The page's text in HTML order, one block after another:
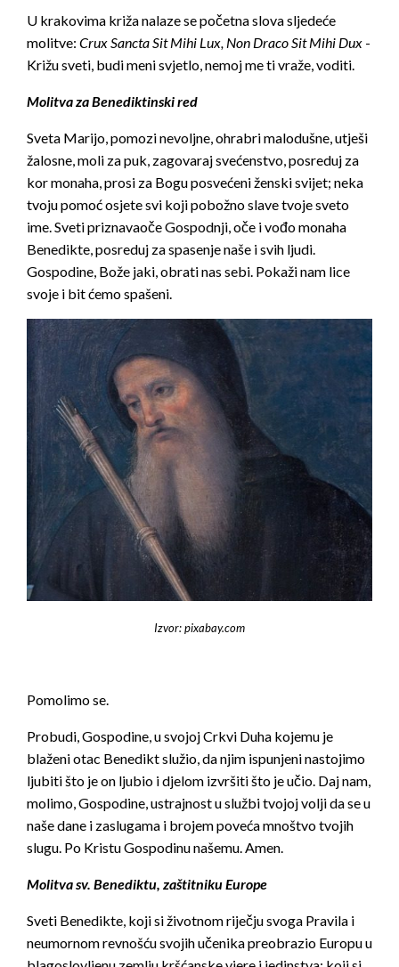
U krakovima križa nalaze se početna slova sljedeće
molitve: Crux Sancta Sit Mihi Lux, Non Draco Sit Mihi Dux -
Križu sveti, budi meni svjetlo, nemoj me ti vraže, voditi.
Molitva za Benediktinski red
Sveta Marijo, pomozi nevoljne, ohrabri malodušne, utješi
žalosne, moli za puk, zagovaraj svećenstvo, posreduj za
kor monaha, prosi za Bogu posvećeni ženski svijet; neka
tvoju pomoć osjete svi koji pobožno slave tvoje sveto
ime. Sveti priznavaoče Gospodnji, oče i vođo monaha
Benedikte, posreduj za spasenje naše i svih ljudi.
Gospodine, Bože jaki, obrati nas sebi. Pokaži nam lice
svoje i bit ćemo spašeni.
Izvor: pixabay.com
Pomolimo se.
Probudi, Gospodine, u svojoj Crkvi Duha kojemu je
blaženi otac Benedikt služio, da njim ispunjeni nastojimo
ljubiti što je on ljubio i djelom izvršiti što je učio. Daj nam,
molimo, Gospodine, ustrajnost u službi tvojoj volji da se u
naše dane i zaslugama i brojem poveća mnoštvo tvojih
slugu. Po Kristu Gospodinu našemu. Amen.
Molitva sv. Benediktu, zaštitniku Europe
Sveti Benedikte, koji si životnom riječju svoga Pravila i
neumornom revnošću svojih učenika preobrazio Europu u